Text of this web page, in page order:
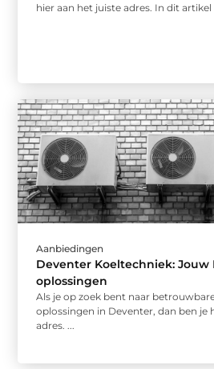
hier aan het juiste adres. In dit artikel
Aanbiedingen
Deventer Koeltechniek: Jouw
oplossingen
Als je op zoek bent naar
oplossingen in Deventer, dan ben je
adres. ...